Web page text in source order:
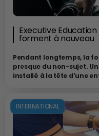
Executive
forment à nouveau
Pendant longtemps, la
presque du non-sujet.
installé à la tête d’une
blanches passées sur
suffire à forger
époque semble
nouvelle dynamique où
INTERNATIONAL